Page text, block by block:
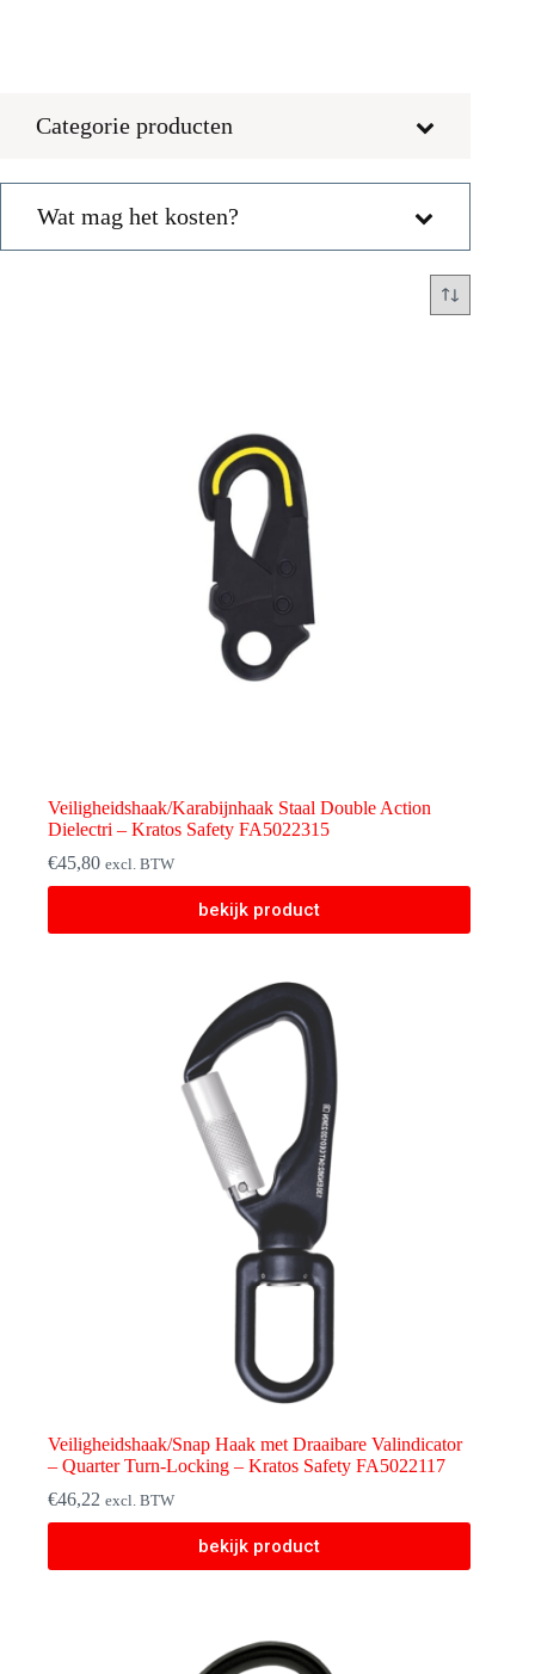
Veiligheidshaak/Karabijnhaak Staal Double Action
Dielectri – Kratos Safety FA5022315
€45,80 excl. BTW
bekijk product
Veiligheidshaak/Snap Haak met Draaibare Valindicator
– Quarter Turn-Locking – Kratos Safety FA5022117
€46,22 excl. BTW
bekijk product
Categorie producten
Wat mag het kosten?